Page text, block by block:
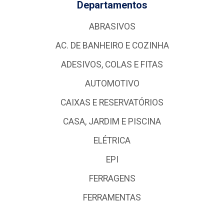
Departamentos
ABRASIVOS
AC. DE BANHEIRO E COZINHA
ADESIVOS, COLAS E FITAS
AUTOMOTIVO
CAIXAS E RESERVATÓRIOS
CASA, JARDIM E PISCINA
ELÉTRICA
EPI
FERRAGENS
FERRAMENTAS